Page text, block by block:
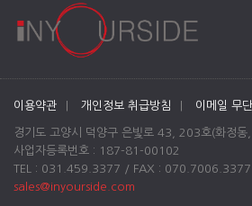
이용약관 개인정보 취급방침 이메일 무
경기도 고양시 덕양구 은빛로 43, 203호(화정동
사업자등록번호 : 187-81-00102
TEL : 031.459.3377 / FAX :
sales@inyourside.com